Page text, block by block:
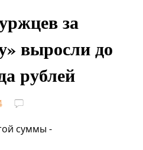
за
выросли до
рублей
суммы -